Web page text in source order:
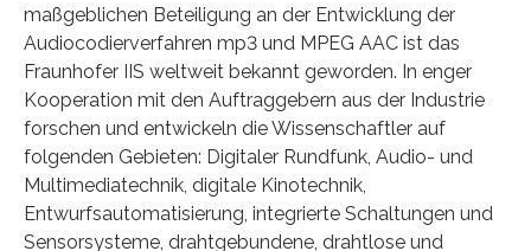
maßgeblichen Beteiligung an der Entwicklung der
Audiocodierverfahren mp3 und MPEG AAC ist das
Fraunhofer IIS weltweit bekannt geworden. In enger
Kooperation mit den Auftraggebern aus der Industrie
forschen und entwickeln die Wissenschaftler auf
folgenden Gebieten: Digitaler Rundfunk, Audio- und
Multimediatechnik, digitale Kinotechnik,
Entwurfsautomatisierung, integrierte Schaltungen und
Sensorsysteme, drahtgebundene, drahtlose und